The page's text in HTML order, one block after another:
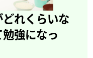
どれくらいな
強になっ